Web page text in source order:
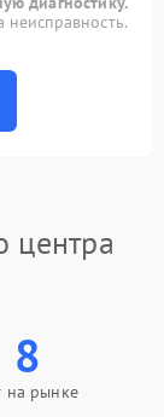
центра
8
на рынке